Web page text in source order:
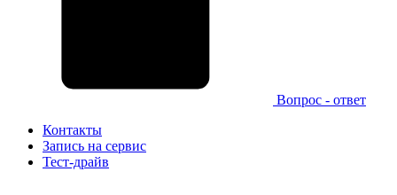
Вопрос - ответ
Контакты
Запись на сервис
Тест-драйв